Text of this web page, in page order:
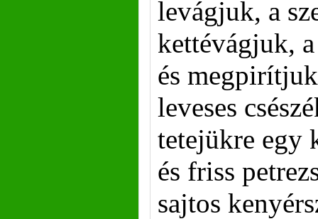
levágjuk, a
kettévágjuk,
és
leveses
tetejükre egy
és friss
sajtos